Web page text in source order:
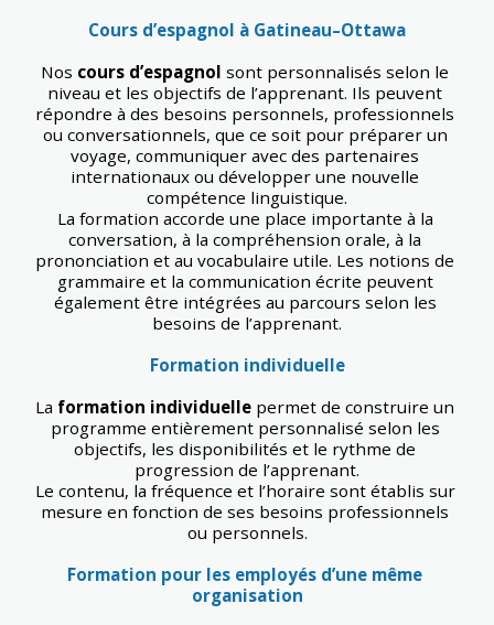
Cours d’espagnol à Gatineau–Ottawa
Nos cours d’espagnol sont personnalisés selon le
niveau et les objectifs de l’apprenant. Ils peuvent
répondre à des besoins personnels, professionnels
ou conversationnels, que ce soit pour préparer un
voyage, communiquer avec des partenaires
internationaux ou développer une nouvelle
compétence linguistique.
La formation accorde une place importante à la
conversation, à la compréhension orale, à la
prononciation et au vocabulaire utile. Les notions de
grammaire et la communication écrite peuvent
également être intégrées au parcours selon les
besoins de l’apprenant.
Formation individuelle
La formation individuelle permet de construire un
programme entièrement personnalisé selon les
objectifs, les disponibilités et le rythme de
progression de l’apprenant.
Le contenu, la fréquence et l’horaire sont établis sur
mesure en fonction de ses besoins professionnels
ou personnels.
Formation pour les employés d’une même
organisation